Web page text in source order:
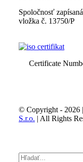
Spoločnosť
vložka č. 13750/P
Certificate
© Copyright - 2026
S.r.o. | All Rights